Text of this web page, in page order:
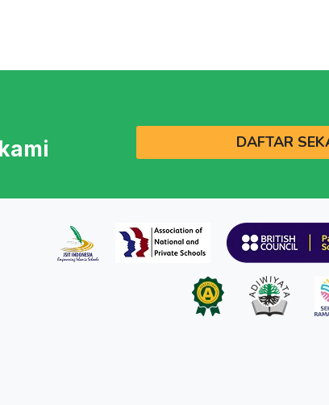
DAFTAR